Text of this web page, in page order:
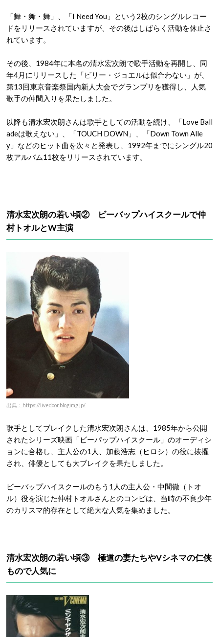
「舞・舞・舞」、「I Need You」という2枚のシングルレコー
ドをリリースされていますが、その後はしばらく活動を休止さ
れています。
その後、1984年に本名の清水宏次朗で歌手活動を再開し、同
年4月にリリースした「ビリー・ジョエルは似合わない」が、
第13回東京音楽祭国内新人大会でグランプリを獲得し、人気
歌手の仲間入りを果たしました。
以降も清水宏次朗さんは歌手としての活動を続け、「Love Ball
adeは歌えない」、「TOUCH DOWN」、「Down Town Alle
y」などのヒット曲を次々と発表し、1992年までにシングル20
枚アルバム11枚をリリースされています。
清水宏次朗の若い頃② ビーバップハイスクールで仲
村トオルとW主演
出典：https://livedoor.blogimg.jp/
歌手としてブレイクした清水宏次朗さんは、1985年から公開
されたシリーズ映画「ビーパップハイスクール」のオーディシ
ョンに合格し、主人公の1人、加藤浩志（ヒロシ）の役に抜擢
され、俳優としても大ブレイクを果たしました。
ビーバップハイスクールのもう1人の主人公・中間徹（トオ
ル）役を演じた仲村トオルさんとのコンビは、当時の不良少年
のカリスマ的存在として絶大な人気を集めました。
清水宏次朗の若い頃③ 極道の妻たちやVシネマの仁侠
もので人気に